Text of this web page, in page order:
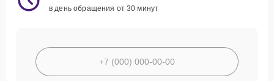
в день обращения от 30 минут